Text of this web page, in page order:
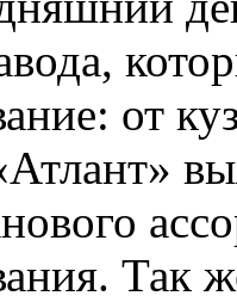
от
Так